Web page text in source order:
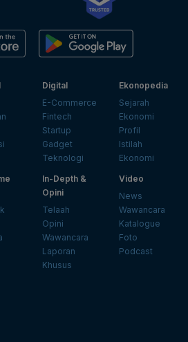
Digital
E-Commerce
Fintech
Startup
Gadget
Teknologi
Ekonopedia
Sejarah
Ekonomi
Profil
Istilah
Ekonomi
In-Depth &
Opini
Telaah
Opini
Wawancara
Laporan
Khusus
Video
News
Wawancara
Katalogue
Foto
Podcast